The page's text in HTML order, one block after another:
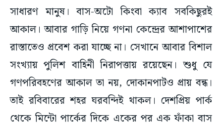
সাধারণ মানুষ। বাস-অটো কিংবা ক্যাব সবকিছুরই
আকাল। আবার গাড়ি নিয়ে গণনা কেন্দ্রের আশাপাশের
রাস্তাতেও প্রবেশ করা যাচ্ছে না। সেখানে আবার বিশাল
সংখ্যায় পুলিশ বাহিনী নিরাপত্তায় রয়েছেন। শুধু যে
গণপরিবহণের আকাল তা নয়, দোকানপাটও প্রায় বন্ধ।
তাই রবিবারের শহর ঘরবন্দিই থাকল। দেশপ্রিয় পার্ক
থেকে মিন্টো পার্কের দিকে একের পর এক ফাঁকা বাস